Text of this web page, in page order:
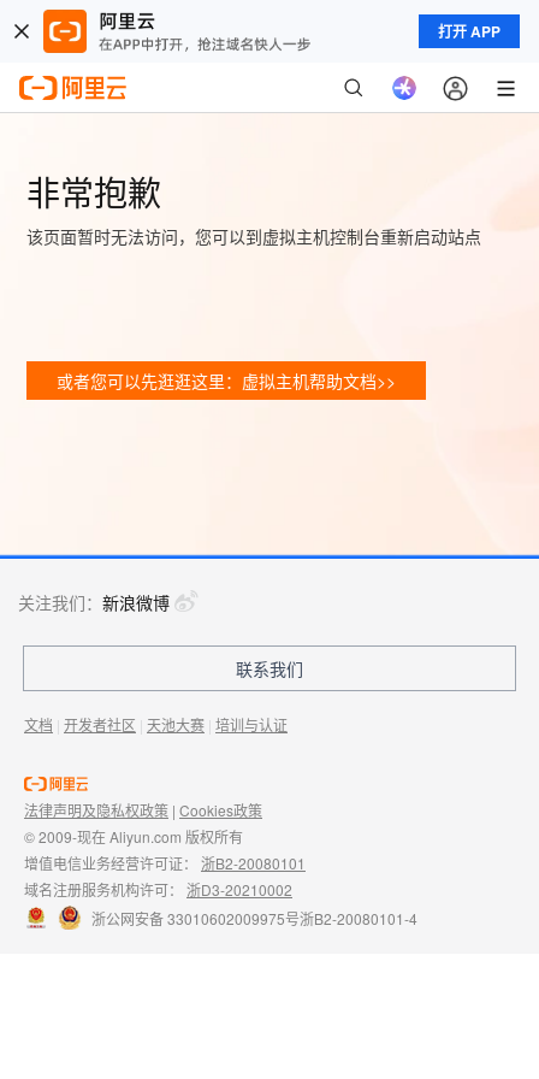
打开 APP
非常抱歉
该页面暂时无法访问，您可以到虚拟主机控制台重新启动站点
或者您可以先逛逛这里：虚拟主机帮助文档>>